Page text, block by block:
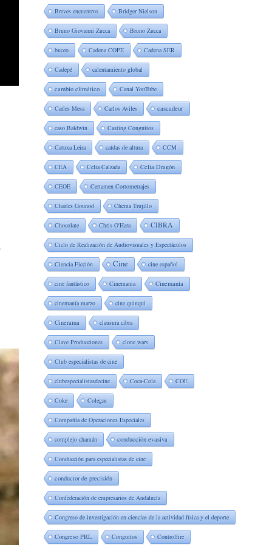
Breves encuentros Bridger Nielson
Bruno Giovanni Zucca Bruno Zucca
buceo Cadena COPE Cadena SER
Cadepé calentamiento global
cambio climático Canal YouTube
Carles Mesa Carlos Aviles cascadeur
caso Baldwin Casting Conguitos
Catuxa Leira caídas de altura CCM
CEA Celia Calzada Celia Dragón
CEOE Certamen Cortometrajes
Charles Gounod Chema Trujillo
Chocolate Chris O'Hara CIBRA
Ciclo de Realización de Audiovisuales y Espectáculos
Ciencia Ficción Cine cine español
cine fantástico Cinemania Cinemanía
cinemanía marzo cine quinqui
Cinerama clausura cibra
Clave Producciones clone wars
Club especialistas de cine
clubespecialistasdecine Coca-Cola COE
Coke Colegas
Compañía de Operaciones Especiales
complejo chamán conducción evasiva
Conducción para especialistas de cine
conductor de precisión
Confederación de empresarios de Andalucía
Congreso de investigación en ciencias de la actividad física y el deporte
Congreso PRL Conguitos Controlfire